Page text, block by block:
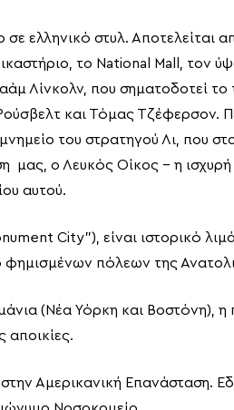
σε ελληνικό στυλ.
το National Mall,
Λίνκολν, που σηματοδοτεί
και Τόμας
του στρατηγού Λι, που
ο Λευκός Οίκος – η
αυτού.
City”), είναι ιστορικό
πόλεων της
(Νέα Υόρκη και Βοστόνη),
Αμερικανική Επανάσταση.